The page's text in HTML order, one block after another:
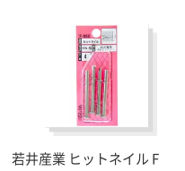
若井産業 ヒットネイル F